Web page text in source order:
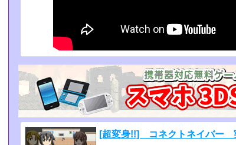
[超変身!!] コネクトネイバー